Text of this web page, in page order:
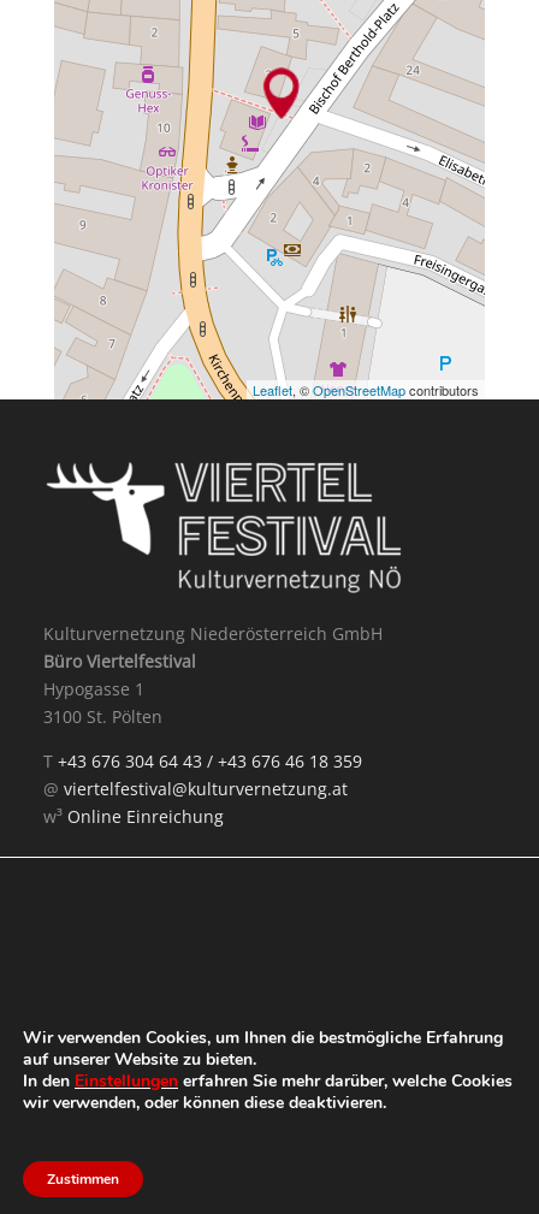
Leaflet, ©OpenStreetMapcontributors
Kulturvernetzung Niederösterreich GmbH
Büro Viertelfestival
Hypogasse 1
3100 St. Pölten
T+43 676 304 64 43 /+43 676 46 18 359
@viertelfestival@kulturvernetzung.at
w³ Online Einreichung
Wir verwenden Cookies, um Ihnen die bestmögliche Erfahrung
auf unserer Website zu bieten.
In den Einstellungen erfahren Sie mehr darüber, welche Cookies
wir verwenden, oder können diese deaktivieren.
Zustimmen